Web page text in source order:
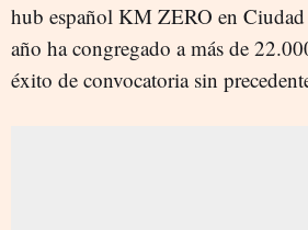
hub español KM ZERO en
año ha congregado a más de
éxito de convocatoria sin